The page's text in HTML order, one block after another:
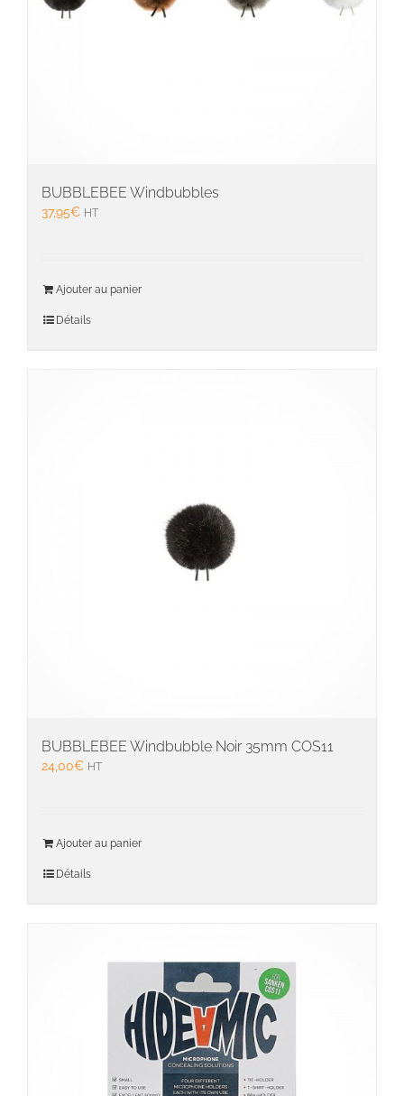
BUBBLEBEE Windbubbles
37,95€ HT
Ajouter au panier
Détails
BUBBLEBEE Windbubble Noir 35mm COS11
24,00€ HT
Ajouter au panier
Détails